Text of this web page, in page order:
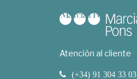
Atención al cliente
(+34) 91 304 33 03